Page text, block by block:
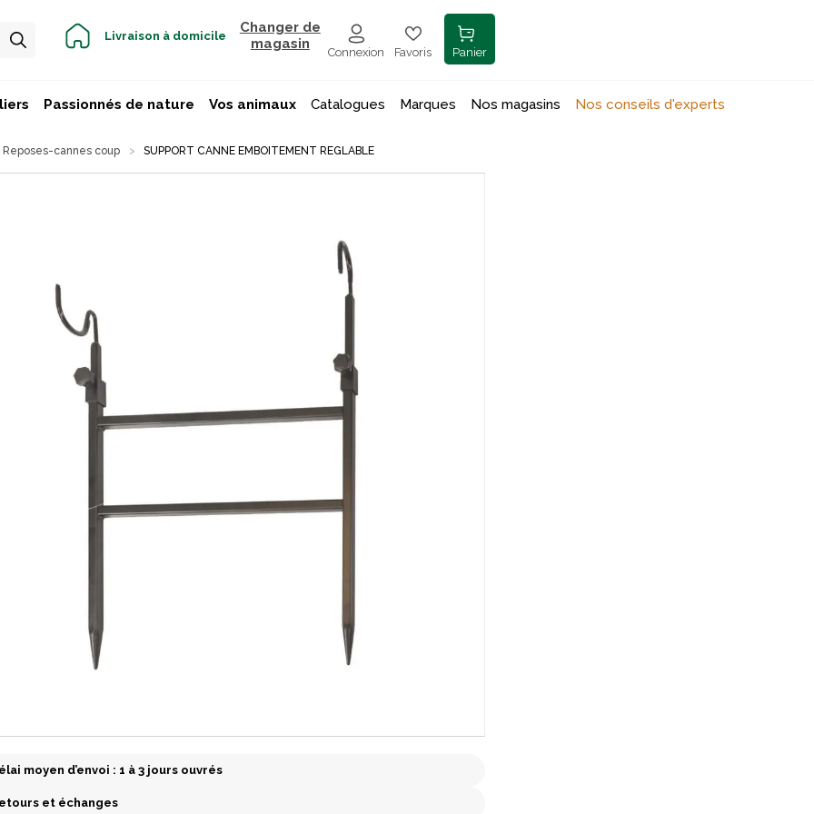
Livraison à domicile
Changer de
magasin
Connexion Favoris Panier
Passionnés de nature Vos animaux Catalogues Marques Nos magasins Nos conseils d'experts
Reposes-cannes coup SUPPORT CANNE EMBOITEMENT REGLABLE
moyen d’envoi : 1 à 3 jours ouvrés
et échanges